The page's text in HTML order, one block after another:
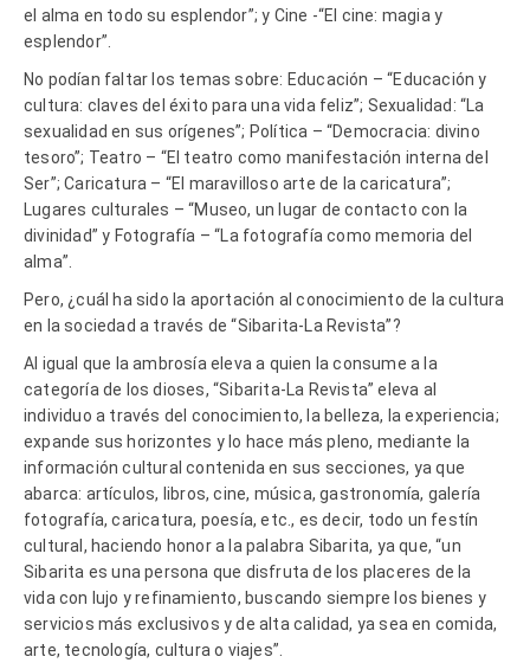
el alma en todo su esplendor”; y Cine -“El cine: magia y
esplendor”.
No podían faltar los temas sobre: Educación – “Educación y
cultura: claves del éxito para una vida feliz”; Sexualidad: “La
sexualidad en sus orígenes”; Política – “Democracia: divino
tesoro”; Teatro – “El teatro como manifestación interna del
Ser”; Caricatura – “El maravilloso arte de la caricatura”;
Lugares culturales – “Museo, un lugar de contacto con la
divinidad” y Fotografía – “La fotografía como memoria del
alma”.
Pero, ¿cuál ha sido la aportación al conocimiento de la cultura
en la sociedad a través de “Sibarita-La Revista”?
Al igual que la ambrosía eleva a quien la consume a la
categoría de los dioses, “Sibarita-La Revista” eleva al
individuo a través del conocimiento, la belleza, la experiencia;
expande sus horizontes y lo hace más pleno, mediante la
información cultural contenida en sus secciones, ya que
abarca: artículos, libros, cine, música, gastronomía, galería
fotografía, caricatura, poesía, etc., es decir, todo un festín
cultural, haciendo honor a la palabra Sibarita, ya que, “un
Sibarita es una persona que disfruta de los placeres de la
vida con lujo y refinamiento, buscando siempre los bienes y
servicios más exclusivos y de alta calidad, ya sea en comida,
arte, tecnología, cultura o viajes”.